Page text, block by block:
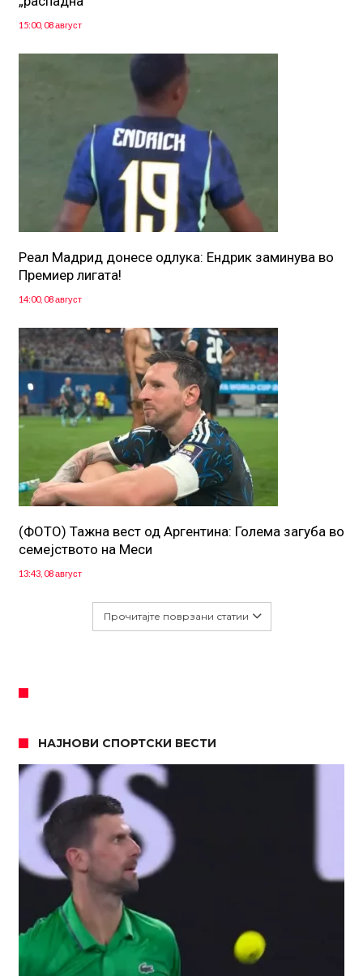
15:00, 08 август
Реал Мадрид донесе одлука: Eндрик заминува во
Премиер лигата!
14:00, 08 август
(ФОТО) Тажна вест од Аргентина: Голема загуба во
семејството на Меси
13:43, 08 август
Прочитајте поврзани статии
НАЈНОВИ СПОРТСКИ ВЕСТИ